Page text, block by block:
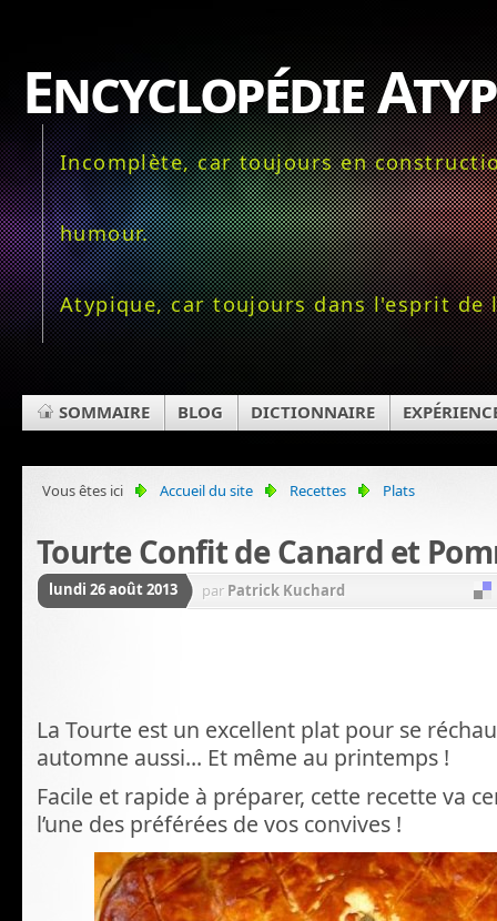
Encyclopédie
Incomplète, car toujours en
humour.
Atypique, car toujours dans l'esprit de
SOMMAIRE BLOG DICTIONNAIRE
Vous êtes ici Accueil du site Recettes Plats
Tourte Confit de Canard et
lundi 26 août 2013 par Patrick Kuchard
La Tourte est un excellent plat pour se
automne aussi... Et même au printemps !
Facile et rapide à préparer, cette recette va
l’une des préférées de vos convives !